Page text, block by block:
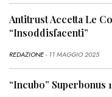
Antitrust Accetta Le
“Insoddisfacenti”
REDAZIONE- 11 MAGGIO 2025
“Incubo” Superbonus